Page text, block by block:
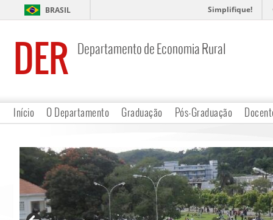
BRASIL Simplifique!
DER Departamento de Economia Rural
Início O Departamento Graduação Pós-Graduação